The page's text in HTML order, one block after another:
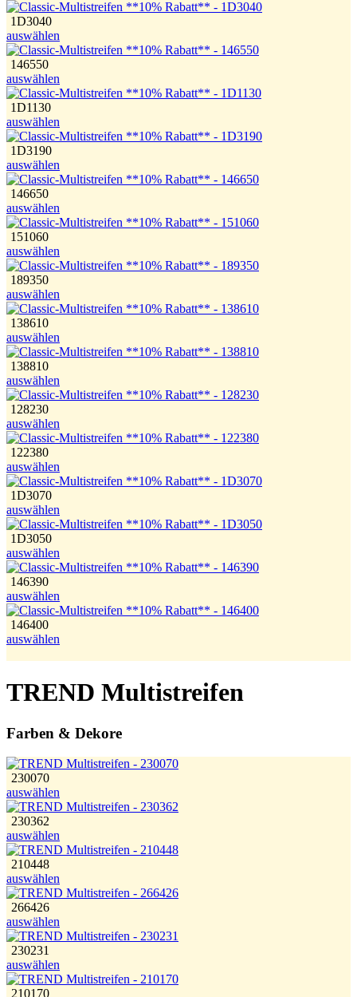
1D3040
auswählen
146550
auswählen
1D1130
auswählen
1D3190
auswählen
146650
auswählen
151060
auswählen
189350
auswählen
138610
auswählen
138810
auswählen
128230
auswählen
122380
auswählen
1D3070
auswählen
1D3050
auswählen
146390
auswählen
146400
auswählen
TREND Multistreifen
Farben & Dekore
230070
auswählen
230362
auswählen
210448
auswählen
266426
auswählen
230231
auswählen
210170